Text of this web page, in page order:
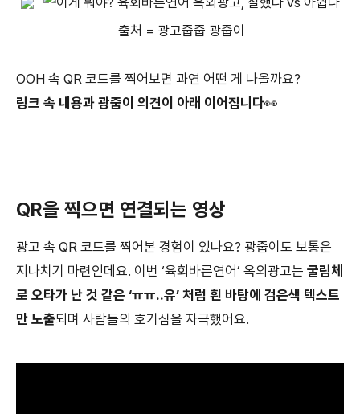
출처 = 광고줍줍 광줍이
OOH 속 QR 코드를 찍어보면 과연 어떤 게 나올까요?
링크 속 내용과 광줍이 의견이 아래 이어집니다👀
QR을 찍으면 연결되는 영상
광고 속 QR 코드를 찍어본 경험이 있나요? 광줍이도 보통은
지나치기 마련인데요. 이번 ‘육회바른연어’ 옥외광고는 굴림체
로 오타가 난 것 같은 ‘ㅠㅠ..유’ 처럼 흰 바탕에 검은색 텍스트
만 노출되며 사람들의 호기심을 자극했어요.